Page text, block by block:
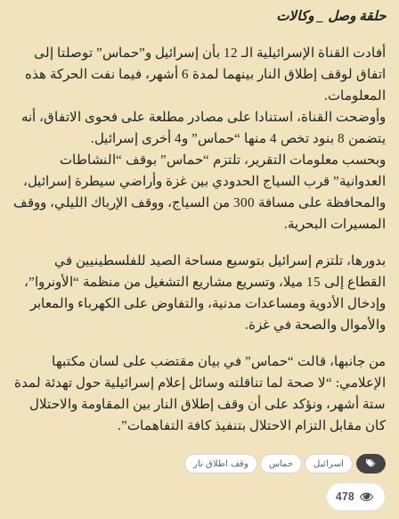
حلقة وصل _ وكالات
أفادت القناة الإسرائيلية الـ 12 بأن إسرائيل و”حماس” توصلتا إلى
اتفاق لوقف إطلاق النار بينهما لمدة 6 أشهر، فيما نفت الحركة هذه
المعلومات.
وأوضحت القناة، استنادا على مصادر مطلعة على فحوى الاتفاق، أنه
يتضمن 8 بنود تخص 4 منها “حماس” و4 أخرى إسرائيل.
وبحسب معلومات التقرير، تلتزم “حماس” بوقف “النشاطات
العدوانية” قرب السياج الحدودي بين غزة وأراضي سيطرة إسرائيل،
والمحافظة على مسافة 300 من السياج، ووقف الإرباك الليلي، ووقف
المسيرات البحرية.
بدورها، تلتزم إسرائيل بتوسيع مساحة الصيد للفلسطينيين في
القطاع إلى 15 ميلا، وتسريع مشاريع التشغيل من منظمة “الأونروا”،
وإدخال الأدوية ومساعدات مدنية، والتفاوض على الكهرباء والمعابر
والأموال والصحة في غزة.
من جانبها، قالت “حماس” في بيان مقتضب على لسان مكتبها
الإعلامي: “لا صحة لما تناقلته وسائل إعلام إسرائيلية حول تهدئة لمدة
ستة أشهر، ونؤكد على أن وقف إطلاق النار بين المقاومة والاحتلال
كان مقابل التزام الاحتلال بتنفيذ كافة التفاهمات”.
اسرائيل حماس وقف اطلاق نار
478